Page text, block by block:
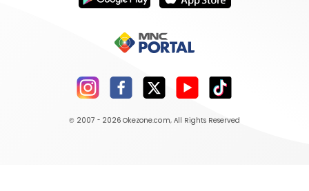
© 2007 - 2026 Okezone.com, All Rights Reserved